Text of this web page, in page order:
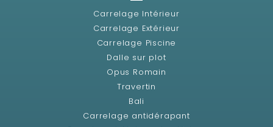
Carrelage Intérieur
Carrelage Extérieur
Carrelage Piscine
Dalle sur plot
Opus Romain
Travertin
Bali
Carrelage antidérapant